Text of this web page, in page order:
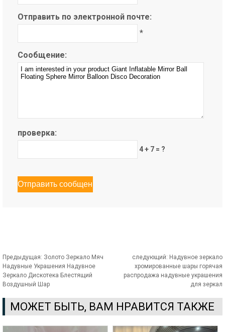
Отправить по электронной почте:
*
Сообщение:
проверка:
4 + 7 = ?
Предыдущая: Золото Зеркало Мяч
Надувные Украшения Надувное
Зеркало Дискотека Блестящий
Воздушный Шар
следующий: Надувное зеркало
хромированные шары горячая
распродажа надувные украшения
для зеркал
МОЖЕТ БЫТЬ, ВАМ НРАВИТСЯ ТАКЖЕ